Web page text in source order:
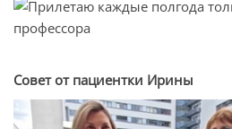
Совет от пациентки Ирины